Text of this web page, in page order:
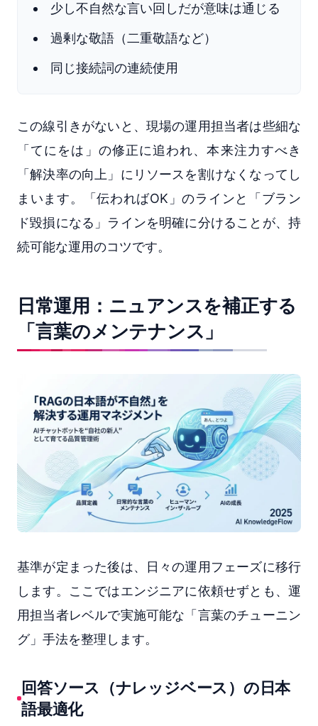
少し不自然な言い回しだが意味は通じる
過剰な敬語（二重敬語など）
同じ接続詞の連続使用
この線引きがないと、現場の運用担当者は些細な
「てにをは」の修正に追われ、本来注力すべき
「解決率の向上」にリソースを割けなくなってし
まいます。「伝わればOK」のラインと「ブラン
ド毀損になる」ラインを明確に分けることが、持
続可能な運用のコツです。
日常運用：ニュアンスを補正する
「言葉のメンテナンス」
基準が定まった後は、日々の運用フェーズに移行
します。ここではエンジニアに依頼せずとも、運
用担当者レベルで実施可能な「言葉のチューニン
グ」手法を整理します。
回答ソース（ナレッジベース）の日本
語最適化